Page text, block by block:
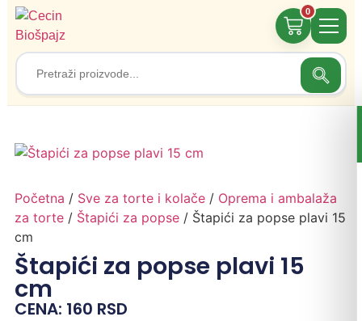
Search
for:
0
Početna / Sve za torte i kolače/ Oprema i ambalaža
za torte/ Štapići za popse/ Štapići za popse plavi 15
cm
Štapići za popse plavi 15
cm
CENA: 160 RSD